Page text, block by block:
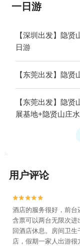
一日游
【深圳出发】隐
日游
【东莞出发】隐贤
【东莞出发】隐
展基地+隐贤山庄
用户评论


酒店的服务很好，前台
含票可以两台无限次进
回酒店休息。房间卫
店，假期一家人出游很